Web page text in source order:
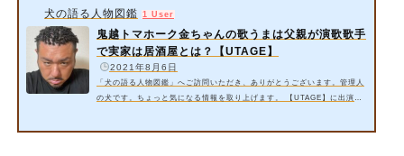
犬の語る人物図鑑 1 User
鬼越トマホーク金ちゃんの歌うまは父親が演歌歌手
で実家は居酒屋とは？【UTAGE】
2021年8月6日
「犬の語る人物図鑑」へご訪問いただき、ありがとうございます。管理人
の犬です。ちょっと気になる情報を取り上げます。 【UTAGE】に出演の